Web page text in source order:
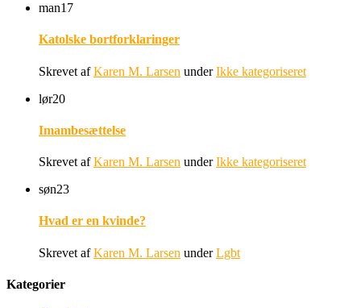
man17
Katolske bortforklaringer
Skrevet afKaren M. Larsen underIkke kategoriseret
lør20
Imambesættelse
Skrevet afKaren M. Larsen underIkke kategoriseret
søn23
Hvad er en kvinde?
Skrevet afKaren M. Larsen underLgbt
Kategorier